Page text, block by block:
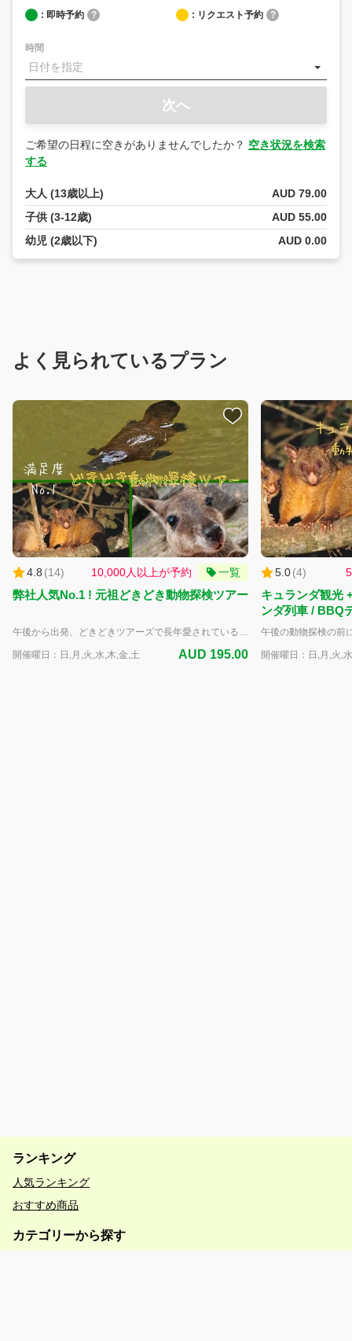
: 即時予約 ? : リクエスト予約 ?
時間
次へ
ご希望の日程に空きがありませんでしたか？ 空き状況を検索
する
大人 (13歳以上)
AUD 79.00
子供 (3-12歳)
AUD 55.00
幼児 (2歳以下)
AUD 0.00
よく見られているプラン
4.8 (14) 10,000人以上が予約 一覧
弊社人気No.1 ! 元祖どきどき動物探検ツアー
午後から出発、どきどきツアーズで長年愛されている満足度No,1ツアー！！ とにかく大自然を満喫したいという方にお勧めです。 大人も子供もみんなワクワク、オーストラリアに生息するとても可愛らしい野生動物達を探しに行きます。 野生のカンガルーはもちろんオーストラリアでしか見る事ができない野生のカモノハシに出会えるカモ！？ 夕食はドライバーが作るBBQディナー！カンガルー肉やクロコダイル肉の試食も出来ますよ♪
開催曜日：日,月,火,水,木,金,土 AUD 195.00
5.0(4)
キュランダ観光
ンダ列車 / BBQ
開催曜日：日,月,火,
ランキング
人気ランキング
おすすめ商品
カテゴリーから探す